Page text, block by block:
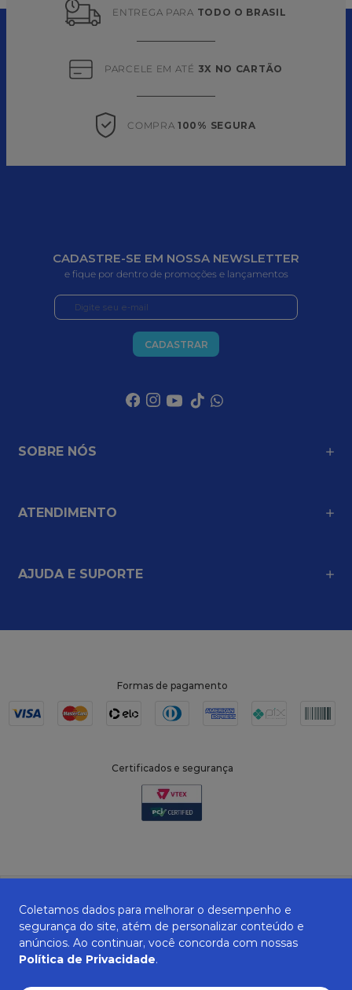
ENTREGA PARA TODO O BRASIL
PARCELE EM ATÉ 3X NO CARTÃO
COMPRA 100% SEGURA
CADASTRE-SE EM NOSSA NEWSLETTER
e fique por dentro de promoções e lançamentos
CADASTRAR
SOBRE NÓS
ATENDIMENTO
AJUDA E SUPORTE
Formas de pagamento
Certificados e segurança
ZANEPAN 2022 | CNPJ: 04.319.228/0001-08 | AVENIDA MAURO MIRANDA
29309-712
Coletamos dados para melhorar o desempenho e
segurança do site, atém de personalizar conteúdo e
anúncios. Ao continuar, você concorda com nossas
Política de Privacidade.